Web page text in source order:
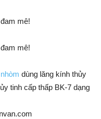
dùng lăng kính thủy
tinh cấp thấp BK-7 dạng